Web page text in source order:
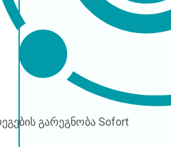
გარეგნობა Sofort